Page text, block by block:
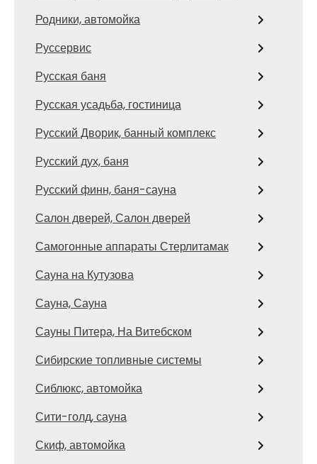
Родники, автомойка
Руссервис
Русская баня
Русская усадьба, гостиница
Русский Дворик, банный комплекс
Русский дух, баня
Русский финн, баня-сауна
Салон дверей, Салон дверей
Самогонные аппараты Стерлитамак
Сауна на Кутузова
Сауна, Сауна
Сауны Питера, На Витебском
Сибирские топливные системы
Сиблюкс, автомойка
Сити-голд, сауна
Скиф, автомойка